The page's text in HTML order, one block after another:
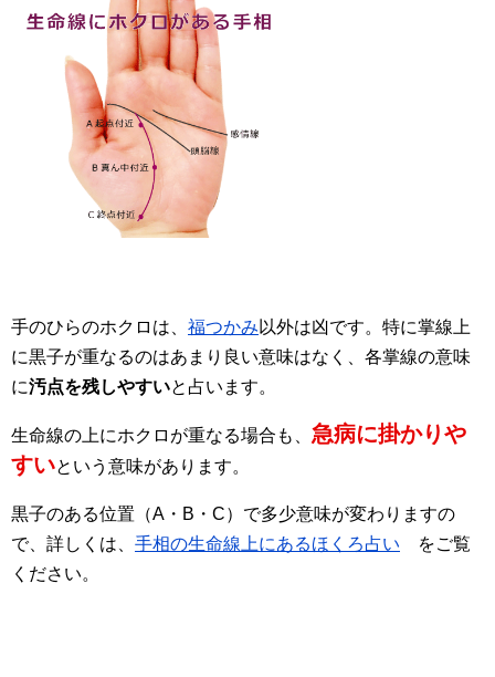
手のひらのホクロは、 福つかみ 以外は凶です。特に掌線上
に黒子が重なるのはあまり良い意味はなく、各掌線の意味
に汚点を残しやすいと占います。
生命線の上にホクロが重なる場合も、 急病に掛かりや
すいという意味があります。
黒子のある位置（A・B・C）で多少意味が変わりますの
で、詳しくは、 手相の生命線上にあるほくろ占い をご覧
ください。